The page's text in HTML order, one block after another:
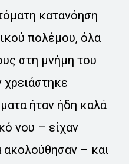
κατανόηση
πολέμου, όλα
στη μνήμη του
ήταν ήδη καλά
νου – είχαν
– και